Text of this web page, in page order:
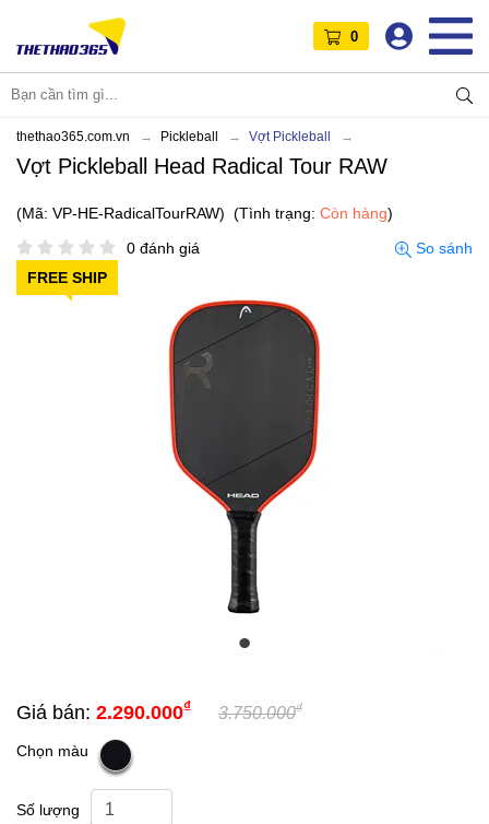
0
thethao365.com.vn Pickleball Vợt Pickleball
Vợt Pickleball Head Radical Tour RAW
(Mã: VP-HE-RadicalTourRAW) (Tình trạng: Còn hàng)
0 đánh giá
So sánh
FREE SHIP
Giá bán: 2.290.000₫ 3.750.000₫
Chọn màu
Số lượng